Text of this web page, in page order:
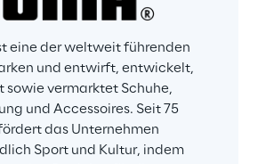
eine der weltweit führenden
und entwirft, entwickelt,
sowie vermarktet Schuhe,
und Accessoires. Seit 75
das Unternehmen
Sport und Kultur, indem